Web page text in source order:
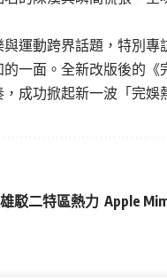
運動跨界話題，特別專
一面。全新改版後的《
成功掀起新一波「完娛
駁二特區熱力 Apple